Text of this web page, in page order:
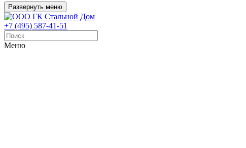
Развернуть меню
+7 (495) 587-41-51
Меню